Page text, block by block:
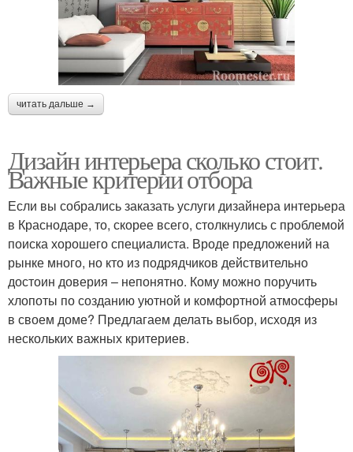
читать дальше →
Дизайн интерьера сколько стоит.
Важные критерии отбора
Если вы собрались заказать услуги дизайнера интерьера
в Краснодаре, то, скорее всего, столкнулись с проблемой
поиска хорошего специалиста. Вроде предложений на
рынке много, но кто из подрядчиков действительно
достоин доверия – непонятно. Кому можно поручить
хлопоты по созданию уютной и комфортной атмосферы
в своем доме? Предлагаем делать выбор, исходя из
нескольких важных критериев.